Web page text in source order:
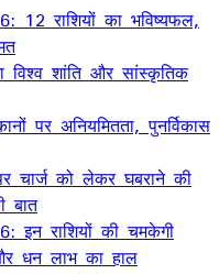
राशियों का भविष्यफल,
विश्व शांति और सांस्कृतिक
पर अनियमितता, पुनर्विकास
चार्ज को लेकर घबराने की
बात
राशियों की चमकेगी
धन लाभ का हाल